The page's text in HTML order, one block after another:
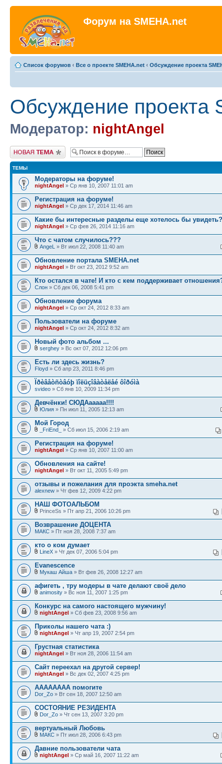
Форум на SMEHA.net
Список форумов ‹ Все о проекте SMEHA.net ‹ Обсуждение проекта
Обсуждение проекта
Модератор: nightAngel
Новая тема
ТЕМЫ
Модераторы на форуме!
nightAngel » Ср янв 10, 2007 11:01 am
Регистрация на форуме!
nightAngel » Ср дек 17, 2014 11:46 am
Какие бы интересные разделы еще хотелось бы увидеть?
nightAngel » Ср фев 26, 2014 11:16 am
Что с чатом случилось???
AngeL » Вт июл 22, 2008 11:40 am
Обновление портала SMEHA.net
nightAngel » Вт окт 23, 2012 9:52 am
Кто остался в чате! И кто с кем поддерживает
Слон » Сб дек 06, 2008 5:41 pm
Обновление форума
nightAngel » Ср окт 24, 2012 8:33 am
Пользователи на форуме
nightAngel » Ср окт 24, 2012 8:32 am
Новый фото альбом ...
serghey » Вс окт 07, 2012 12:06 pm
Есть ли здесь жизнь?
Floyd » Сб апр 23, 2011 8:46 pm
Ïðèâåòñòâóþ ïîëüçîâàòåëåé ôîðóìà
svideo » Сб янв 10, 2009 11:34 pm
Девчёнки! СЮДАааааа!!!!
Юлия » Пн июл 11, 2005 12:13 am
Мой Город
_FriEnd_ » Сб июл 15, 2006 2:19 am
Регистрация на форуме!
nightAngel » Ср янв 10, 2007 11:00 am
Обновления на сайте!
nightAngel » Вт окт 11, 2005 5:49 pm
отзывы и пожелания для проэкта smeha.net
alexnew » Чт фев 12, 2009 4:22 pm
НАШ ФОТОАЛЬБОМ
PrinceSs » Пт апр 21, 2006 10:26 pm
Возврашение ДОЦЕНТА
МАКС » Пт ноя 28, 2008 7:37 am
кто о ком думает
LineX » Чт дек 07, 2006 5:04 pm
Evanescence
Мукаш Айша » Вт фев 26, 2008 12:27 am
афигеть , тру модеры в чате делают своё дело
animosity » Вс ноя 11, 2007 1:25 pm
Конкурс на самого настоящего мужчину!
nightAngel » Сб фев 23, 2008 9:56 am
Приколы нашего чата :)
nightAngel » Чт апр 19, 2007 2:54 pm
Грустная статистика
nightAngel » Вт ноя 28, 2006 11:54 am
Сайт переехал на другой сервер!
nightAngel » Вс дек 02, 2007 4:25 pm
АААААААА помогите
Dor_Zo » Вт сен 18, 2007 12:50 am
СОСТОЯНИЕ РЕЗИДЕНТА
Dor_Zo » Чт сен 13, 2007 3:20 pm
вертуальный Любовь
МАКС » Пт июл 28, 2006 6:43 pm
Давние пользователи чата
nightAngel » Ср май 16, 2007 11:22 am